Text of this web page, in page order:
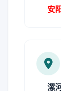
安
漯